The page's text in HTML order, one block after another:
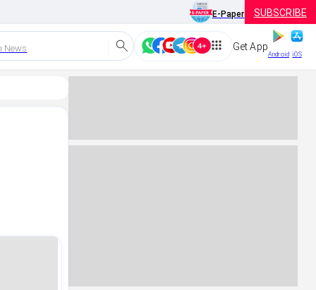
E-Paper SUBSCRIBE
News Get App
Android iOS